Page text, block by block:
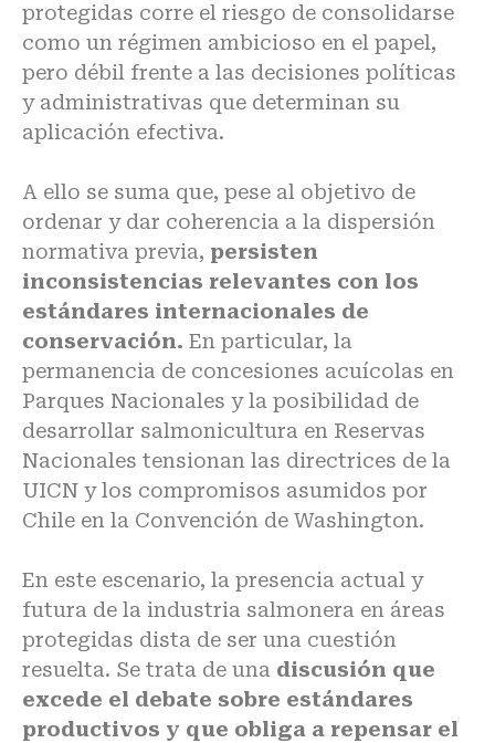
protegidas corre el riesgo de consolidarse
como un régimen ambicioso en el papel,
pero débil frente a las decisiones políticas
y administrativas que determinan su
aplicación efectiva.
A ello se suma que, pese al objetivo de
ordenar y dar coherencia a la dispersión
normativa previa, persisten
inconsistencias relevantes con los
estándares internacionales de
conservación. En particular, la
permanencia de concesiones acuícolas en
Parques Nacionales y la posibilidad de
desarrollar salmonicultura en Reservas
Nacionales tensionan las directrices de la
UICN y los compromisos asumidos por
Chile en la Convención de Washington.
En este escenario, la presencia actual y
futura de la industria salmonera en áreas
protegidas dista de ser una cuestión
resuelta. Se trata de una discusión que
excede el debate sobre estándares
productivos y que obliga a repensar el